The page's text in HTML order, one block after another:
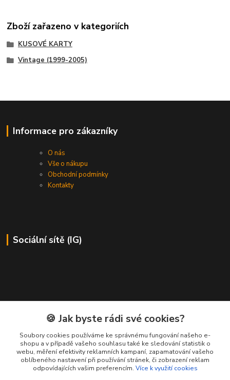
Zboží zařazeno v kategoriích
KUSOVÉ KARTY
Vintage (1999-2005)
Informace pro zákazníky
O nás
Vše o nákupu
Obchodní podmínky
Kontakty
Sociální sítě (IG)
Kontakty
Petr Ježík
+420 607 583 609
(Po-Pá, 8-16 hod.)
🍪 Jak byste rádi své cookies?
Soubory cookies používáme ke správnému fungování našeho e-
shopu a v případě vašeho souhlasu také ke sledování statistik o
webu, měření efektivity reklamních kampaní, zapamatování vašeho
oblíbeného nastavení při používání stránek, či zobrazení reklam
odpovídajících vašim preferencím. Více k využití cookies